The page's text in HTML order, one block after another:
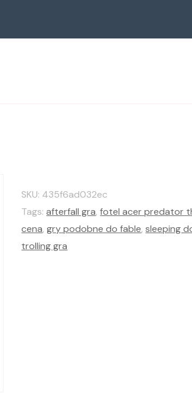
SKU: 435f6ad032ec
Tags:afterfall gra,fotel acer predator
cena,gry podobne do fable,sleeping
trolling gra